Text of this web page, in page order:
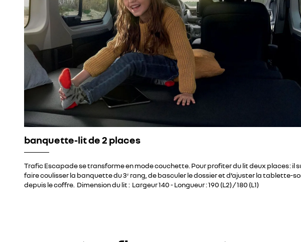
banquette-lit de 2 places
Trafic Escapade se transforme en mode couchette. Pour profiter du lit deux places : il
faire coulisser la banquette du 3ᵉ rang, de basculer le dossier et d’ajuster la tablette-
depuis le coffre. Dimension du lit : Largeur 140 - Longueur : 190 (L2) / 180 (L1)